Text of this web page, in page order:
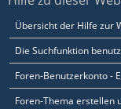
Übersicht der Hilfe zur
Die Suchfunktion
Foren-Benutzerkonto -
Foren-Thema erstellen